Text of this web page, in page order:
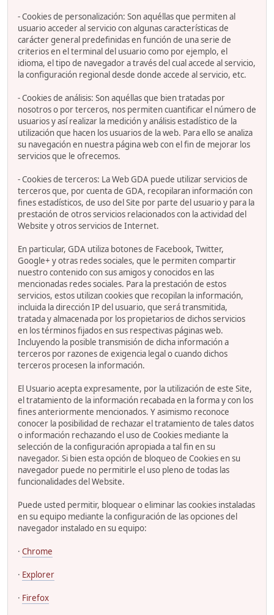
- Cookies de personalización: Son aquéllas que permiten al
usuario acceder al servicio con algunas características de
carácter general predefinidas en función de una serie de
criterios en el terminal del usuario como por ejemplo, el
idioma, el tipo de navegador a través del cual accede al servicio,
la configuración regional desde donde accede al servicio, etc.
- Cookies de análisis: Son aquéllas que bien tratadas por
nosotros o por terceros, nos permiten cuantificar el número de
usuarios y así realizar la medición y análisis estadístico de la
utilización que hacen los usuarios de la web. Para ello se analiza
su navegación en nuestra página web con el fin de mejorar los
servicios que le ofrecemos.
- Cookies de terceros: La Web GDA puede utilizar servicios de
terceros que, por cuenta de GDA, recopilaran información con
fines estadísticos, de uso del Site por parte del usuario y para la
prestación de otros servicios relacionados con la actividad del
Website y otros servicios de Internet.
En particular, GDA utiliza botones de Facebook, Twitter,
Google+ y otras redes sociales, que le permiten compartir
nuestro contenido con sus amigos y conocidos en las
mencionadas redes sociales. Para la prestación de estos
servicios, estos utilizan cookies que recopilan la información,
incluida la dirección IP del usuario, que será transmitida,
tratada y almacenada por los propietarios de dichos servicios
en los términos fijados en sus respectivas páginas web.
Incluyendo la posible transmisión de dicha información a
terceros por razones de exigencia legal o cuando dichos
terceros procesen la información.
El Usuario acepta expresamente, por la utilización de este Site,
el tratamiento de la información recabada en la forma y con los
fines anteriormente mencionados. Y asimismo reconoce
conocer la posibilidad de rechazar el tratamiento de tales datos
o información rechazando el uso de Cookies mediante la
selección de la configuración apropiada a tal fin en su
navegador. Si bien esta opción de bloqueo de Cookies en su
navegador puede no permitirle el uso pleno de todas las
funcionalidades del Website.
Puede usted permitir, bloquear o eliminar las cookies instaladas
en su equipo mediante la configuración de las opciones del
navegador instalado en su equipo:
· Chrome
· Explorer
· Firefox